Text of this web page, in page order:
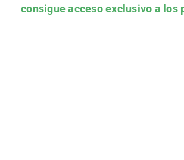
consigue acceso exclusivo a los